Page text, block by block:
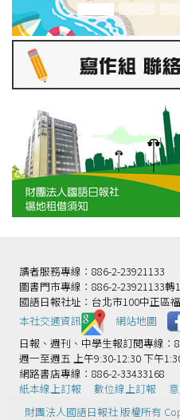
讀者服務專線：886-2-23921133
圖書門市專線：886-2-23921133轉
國語日報社址：台北市100中正區
本社交通資訊️
網站地圖
日報、週刊、中學生報訂閱專線：
週一至週五 上午9:30-12:30 下午
網路書店專線：886-2-33433168
紙本線上訂報
數位線上訂報
財團法人國語日報社 版權所有